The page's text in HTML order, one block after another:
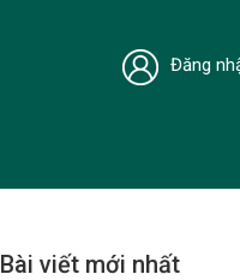
Đăng
Bài viết mới nhất